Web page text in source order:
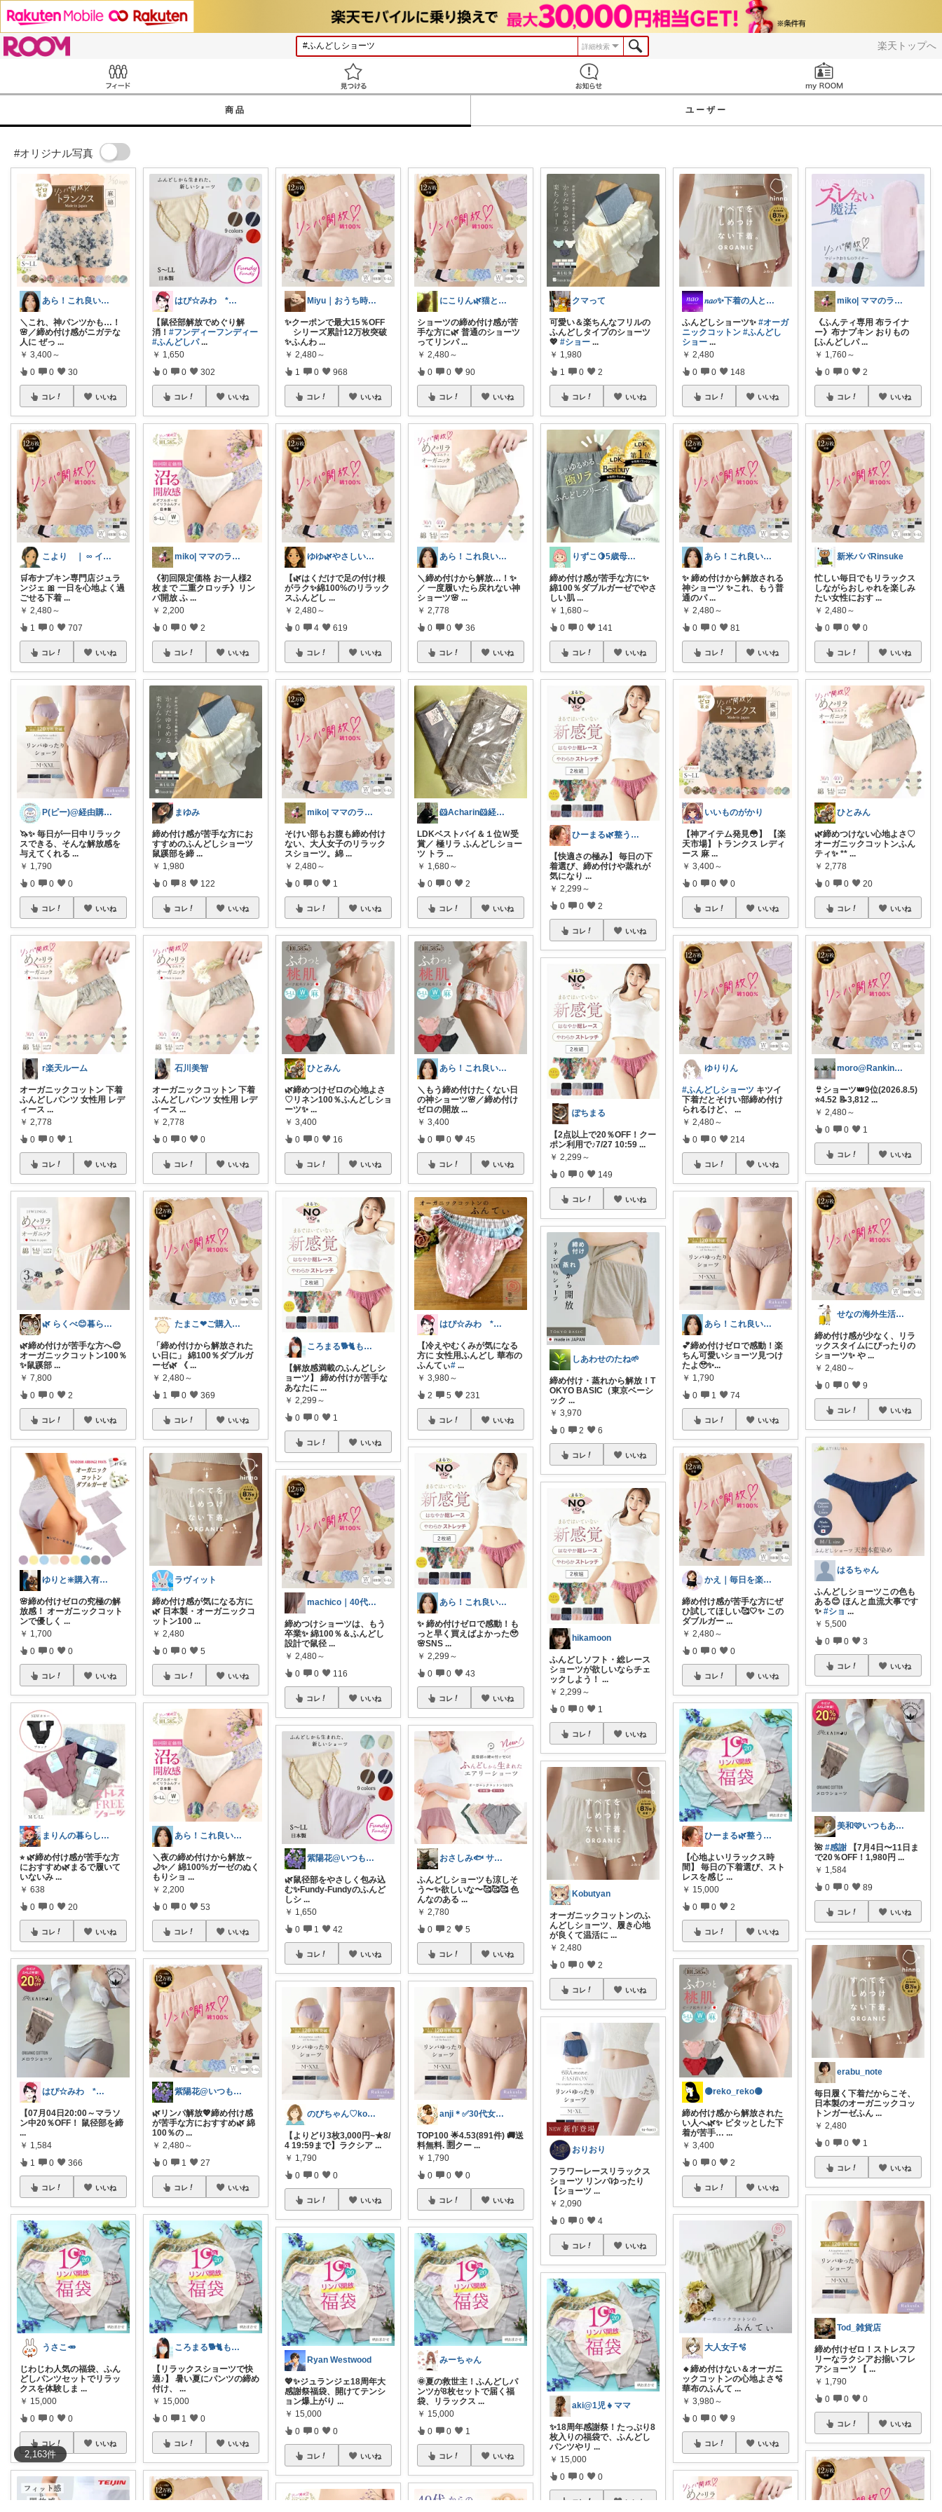
楽天トップへ
詳細検索
商品 ユーザー
#オリジナル写真
2,163件
あら！これ良いわね～
＼これ、神パンツかも…！
🌸／ ​締め付け感がニガテな
人に ぜっ ...
￥ 3,400～
0 0 30
コレ いいね
こより ｜ ∞ イヤイライケレ ∞
🛒布ナプキン専門店ジュラ
ンジェ 🎀 一日を心地よく過
ごせる下着 ...
￥ 2,480～
1 0 707
コレ いいね
P(ピー)@経由購入します！
🦄✨ 毎日が一日中リラック
スできる、そんな解放感を
与えてくれる ...
￥ 1,790
0 0 0
コレ いいね
r楽天ルーム
オーガニックコットン 下着
ふんどしパンツ 女性用 レデ
ィース ...
￥ 2,778
0 0 1
コレ いいね
🌿 らくべ😊暮らしの知恵といいもの
🌿締め付けが苦手な方へ😊
オーガニックコットン100％
✨鼠蹊部 ...
￥ 7,800
0 0 2
コレ いいね
ゆりと​​​​❇️購入有難うございます!
​🌸締め付けゼロの究極の解
放感！ オーガニックコット
ンで優しく ...
￥ 1,700
0 0 0
コレ いいね
まりんの暮らしと体整え癒しROOM🌈
⭐︎ 🌿締め付け感が苦手な方
におすすめ🌿まるで履いて
いないみ ...
￥ 638
0 0 20
コレ いいね
はぴ☆みわ *美容と健康・時短＆キッズ*
【07月04日20:00～マラソ
ン中20％OFF！ 鼠径部を締
...
￥ 1,584
1 0 366
コレ いいね
うさこ🥕
じわじわ人気の福袋、ふん
どしパンツセットでリラッ
クスを体験しま ...
￥ 15,000
0 0 0
コレ いいね
はぴ☆みわ *美容と健康・時短＆キッズ*
【鼠径部解放でめぐり解
消！#フンディーフンディー
#ふんどしパ ...
￥ 1,650
0 0 302
コレ いいね
miko| ママのラク家事＆大人可愛い
《初回限定価格 お一人様2
枚まで 二重クロッチ》リン
パ開放 ふ ...
￥ 2,200
0 0 2
コレ いいね
まゆみ
締め付け感が苦手な方にお
すすめのふんどしショーツ
鼠蹊部を締 ...
￥ 1,980
0 8 122
コレ いいね
石川美智
オーガニックコットン 下着
ふんどしパンツ 女性用 レデ
ィース ...
￥ 2,778
0 0 0
コレ いいね
たまこ❤ご購入感謝！
「締め付けから解放された
い日に」 綿100％ダブルガ
ーゼ🌿 《 ...
￥ 2,480～
1 0 369
コレ いいね
ラヴィット
締め付け感が気になる方に
🌿 日本製・オーガニックコ
ットン100 ...
￥ 2,480
0 0 5
コレ いいね
あら！これ良いわね～
＼夜の締め付けから解放～
🌙✨／ 綿100%ガーゼのぬく
もりショ ...
￥ 2,200
0 0 53
コレ いいね
紫陽花@いつもありがとうございます💕
🌿リンパ解放💖締め付け感
が苦手な方におすすめ🌿 綿
100％の ...
￥ 2,480～
0 1 27
コレ いいね
ころまる🐕🐈もふもふ愛好家💓
【リラックスショーツで快
適♪】 暑い夏にパンツの締め
付け、
...
￥ 15,000
0 1 0
コレ いいね
Miyu｜おうち時間の小さな幸せ🌸
✨クーポンで最大15％OFF
シリーズ累計12万枚突破
✨ふんわ ...
￥ 2,480～
1 0 968
コレ いいね
ゆゆ🌿やさしい暮らしROOM
【🌿はくだけで足の付け根
がラク✨綿100%のリラック
スふんどし ...
￥ 2,480～
0 4 619
コレ いいね
miko| ママのラク家事＆大人可愛い
そけい部もお腹も締め付け
ない、大人女子のリラック
スショーツ。綿 ...
￥ 2,480～
0 0 1
コレ いいね
ひとみん
🌿締めつけゼロの心地よさ
♡リネン100％ふんどしショ
ーツ✨...
￥ 3,400
0 0 16
コレ いいね
ころまる🐕🐈もふもふ愛好家💓
【解放感満載のふんどしシ
ョーツ】 締め付けが苦手な
あなたに ...
￥ 2,299～
0 0 1
コレ いいね
machico｜40代 転勤族パート主婦
締めつけショーツは、もう
卒業✨ 綿100％＆ふんどし
設計で鼠径 ...
￥ 2,480～
0 0 116
コレ いいね
紫陽花@いつもありがとうございます💕
🌿鼠径部をやさしく包み込
む✨Fundy-Fundyのふんど
しシ ...
￥ 1,650
0 1 42
コレ いいね
のびちゃん♡korati
【よりどり3枚3,000円~★8/
4 19:59まで】ラクシア ...
￥ 1,790
0 0 0
コレ いいね
Ryan Westwood
💖✨ジュランジェ18周年大
感謝祭福袋、開けてテンシ
ョン爆上がり ...
￥ 15,000
0 0 0
コレ いいね
にこりん🌿猫と暮らす主婦のROOM😹
ショーツの締め付け感が苦
手な方に🌿 普通のショーツ
ってリンパ ...
￥ 2,480～
0 0 90
コレ いいね
あら！これ良いわね～
＼締め付けから解放…！✨
／ 一度履いたら戻れない神
ショーツ🌸...
￥ 2,778
0 0 36
コレ いいね
🐹Acharin🐹経由感謝します
LDKベストバイ＆１位Ｗ受
賞／ 極リラ ふんどしショー
ツ トラ ...
￥ 1,680～
0 0 2
コレ いいね
あら！これ良いわね～
＼もう締め付けたくない日
の神ショーツ🌸／ ​締め付け
ゼロの開放 ...
￥ 3,400
0 0 45
コレ いいね
はぴ☆みわ *美容と健康・時短＆キッズ*
【冷えやむくみが気になる
方に 女性用ふんどし 華布の
ふんてぃ# ...
￥ 3,980～
2 5 231
コレ いいね
あら！これ良いわね～
✨ 締め付けゼロで感動！も
っと早く買えばよかった🥹
🌸 ​SNS ...
￥ 2,299～
0 0 43
コレ いいね
おさしみ🐟 サボり中。ご挨拶あり↓
ふんどしショーツも涼しそ
う〜✨️欲しいな〜🥰🥰🥰 色
んなのある ...
￥ 2,780
0 2 5
コレ いいね
anji＊✅30代女性売上ランキング🏆
TOP100 🌟4.53(891件) 🚚送
料無料. 🈹クー ...
￥ 1,790
0 0 0
コレ いいね
みーちゃん
🌞夏の救世主！ふんどしパ
ンツが8枚セットで届く福
袋、リラックス ...
￥ 15,000
0 0 1
コレ いいね
クマって
可愛い＆楽ちんなフリルの
ふんどしタイプのショーツ
💖#ショー ...
￥ 1,980
1 0 2
コレ いいね
りずこ🍋5歳母ちゃん
締め付け感が苦手な方に✨
綿100％ダブルガーゼでやさ
しい肌 ...
￥ 1,680～
0 0 141
コレ いいね
ひーまる🌿整う暮らしと成分美容
【快適さの極み】 毎日の下
着選び、締め付けや蒸れが
気になり ...
￥ 2,299～
0 0 2
コレ いいね
ぽちまる
【2点以上で20％OFF！クー
ポン利用で♪7/27 10:59 ...
￥ 2,299～
0 0 149
コレ いいね
しあわせのたね🌱
締め付け・蒸れから解放！T
OKYO BASIC（東京ベーシ
ック ...
￥ 3,970
0 2 6
コレ いいね
hikamoon
ふんどしソフト・総レース
ショーツが欲しいならチェ
ックしよう！...
￥ 2,299～
0 0 1
コレ いいね
Kobutyan
オーガニックコットンのふ
んどしショーツ、履き心地
が良くて温活に ...
￥ 2,480
0 0 2
コレ いいね
おりおり
フラワーレースリラックス
ショーツ リンパゆったり
【ショーツ ...
￥ 2,090
0 0 4
コレ いいね
aki@1児👧ママ
✨18周年感謝祭！たっぷり8
枚入りの福袋で、ふんどし
パンツやリ ...
￥ 15,000
0 0 0
コレ いいね
𝑛𝑎𝑜✨下着の人と呼ばれたい♡
ふんどしショーツ✨#オーガ
ニックコットン #ふんどし
ショー ...
￥ 2,480
0 0 148
コレ いいね
あら！これ良いわね～
✨ 締め付けから解放される
神ショーツ ✨ ​これ、もう普
通のパ ...
￥ 2,480～
0 0 81
コレ いいね
いいものがかり
【神アイテム発見😳】 【楽
天市場】トランクス レディ
ース 麻...
￥ 3,400～
0 0 0
コレ いいね
ゆりりん
#ふんどしショーツ キツイ
下着だとそけい部締め付け
られるけど、
...
￥ 2,480～
0 0 214
コレ いいね
あら！これ良いわね～
​💕締め付けゼロで感動！楽
ちん可愛いショーツ見つけ
たよ🥹✨ ​...
￥ 1,790
0 1 74
コレ いいね
かえ｜毎日を楽しむ
締め付け感が苦手な方にぜ
ひ試してほしい🥰🤍✨ この
ダブルガー ...
￥ 2,480～
0 0 0
コレ いいね
ひーまる🌿整う暮らしと成分美容
【心地よいリラックス時
間】 毎日の下着選び、スト
レスを感じ ...
￥ 15,000
0 0 2
コレ いいね
🟡reko_reko🟡
締め付け感から解放された
い人へ🌿✨ ピタッとした下
着が苦手… ...
￥ 3,400
0 0 2
コレ いいね
大人女子🫧
🔸締め付けない＆オーガニ
ックコットンの心地よさ🫧
華布のふんて ...
￥ 3,980～
0 0 9
コレ いいね
miko| ママのラク家事＆大人可愛い
《ふんティ専用 布ライナ
ー》布ナプキン おりもの
[ふんどしパ ...
￥ 1,760～
0 0 2
コレ いいね
新米パパRinsuke
忙しい毎日でもリラックス
しながらおしゃれを楽しみ
たい女性におす ...
￥ 2,480～
0 0 0
コレ いいね
ひとみん
🌿締めつけない心地よさ♡
オーガニックコットンふん
ティ✨ ** ...
￥ 2,778
0 0 20
コレ いいね
moro@Ranking ROOM
👙ショーツ👑9位(2026.8.5)
⭐4.52 📝3,812 ...
￥ 2,480～
0 0 1
コレ いいね
せなの海外生活ノート
締め付け感が少なく、リラ
ックスタイムにぴったりの
ショーツ✨ や ...
￥ 2,480～
0 0 9
コレ いいね
はるちゃん
ふんどしショーツこの色も
ある😊 ほんと血流大事です
✨#ショ ...
￥ 5,500
0 0 3
コレ いいね
美和🩷いつもありがとう
🌺#感謝 【7月4日〜11日ま
で20％OFF！1,980円 ...
￥ 1,584
0 0 89
コレ いいね
erabu_note
毎日履く下着だからこそ、
日本製のオーガニックコッ
トンガーゼふん ...
￥ 2,480
0 0 1
コレ いいね
Tod_雑貨店
締め付けゼロ！ストレスフ
リーなラクシアお揃いフレ
アショーツ 【 ...
￥ 1,790
0 0 0
コレ いいね